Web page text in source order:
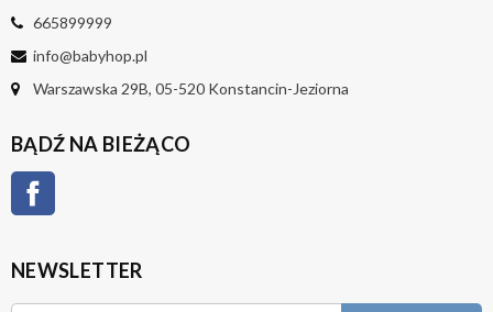
665899999
info@babyhop.pl
Warszawska 29B, 05-520 Konstancin-Jeziorna
BĄDŹ NA BIEŻĄCO
NEWSLETTER